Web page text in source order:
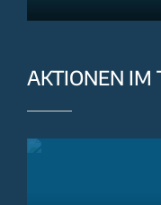
AKTIONEN IM